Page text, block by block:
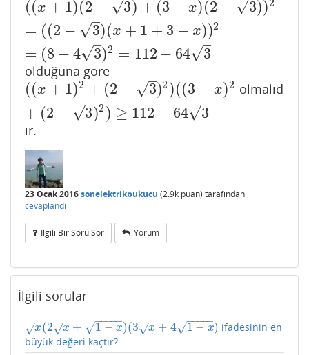
((x + 1)(2 − 3
√ ) + (3 − x)(2 − 3
√ ))
= ((2 − 3
–
√ )(x + 1 + 3 − x))2
= (8 − 4 3
–
√ )2 = 112 − 64 3
–
√
(( x+1)(2 −3)+( 3− x)(2−3 ))2 =((2−3)(x+1+3− x))2=(8
olduğuna göre
((x + 1)2 + (2 − 3
–
√ )2 )((3 − x)2
+ (2 − 3
–
√ )2 ) ≥ 112 − 64 3
–
√
(( x+1)2 +(2− 3)2 )((3 −x )2+(2− 3)2)≥ 112−64 3
olmalıd
ır.
23 Ocak 2016sonelektrikbukucu (2.9k puan) tarafından
cevaplandı
Ilgili Bir Soru Sor Yorum
İlgili sorular
x
−
−
√ (2 x
−
−
√ + 1 − x
− −
−−−
√ )(3 x
−
−
√ + 4 1 − x
− −
−−−
√ )
x(2x+1−x)(3x+ 41− x)
ifadesinin en
büyük değeri kaçtır?